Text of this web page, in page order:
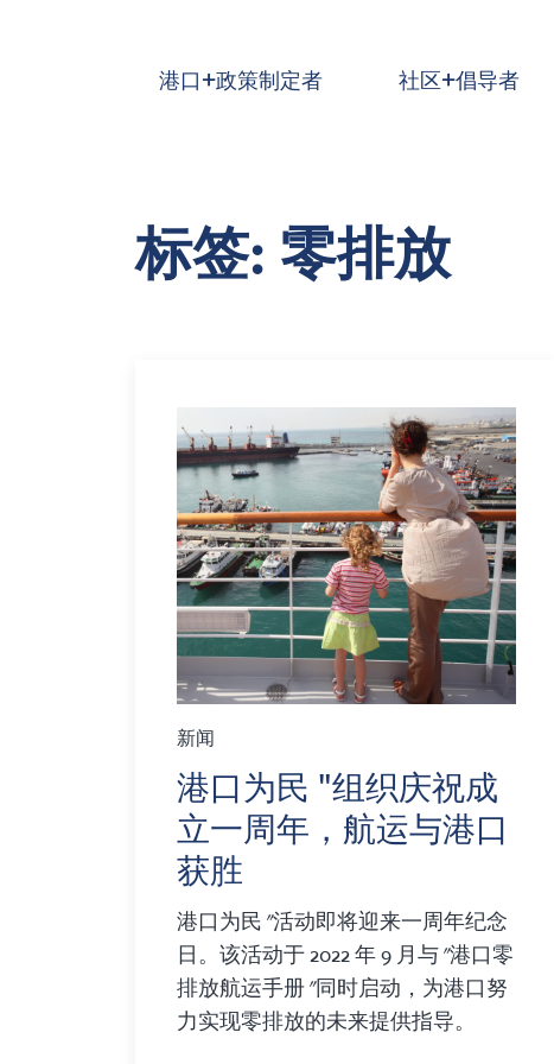
港口+政策制定者 社区+倡导者
标签: 零排放
新闻
港口为民 "组织庆祝成
立一周年，航运与港口
获胜
港口为民 "活动即将迎来一周年纪念
日。该活动于 2022 年 9 月与 "港口零
排放航运手册 "同时启动，为港口努
力实现零排放的未来提供指导。